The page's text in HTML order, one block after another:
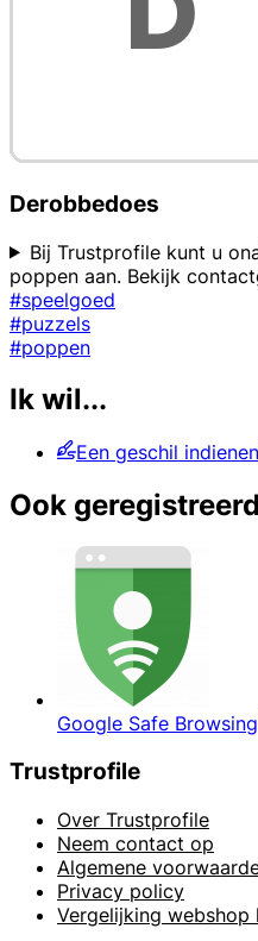
Derobbedoes
Bij Trustprofile kunt u
poppen aan. Bekijk
#speelgoed
#puzzels
#poppen
Ik wil...
Een geschil indienen
Ook
Google Safe Browsing
Trustprofile
Over Trustprofile
Neem contact op
Algemene
Privacy policy
Vergelijking webshop